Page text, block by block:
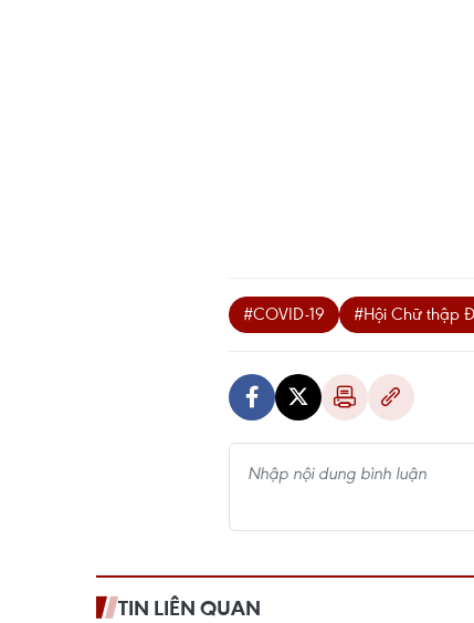
#COVID-19 #Hội Chữ thập
TIN LIÊN QUAN